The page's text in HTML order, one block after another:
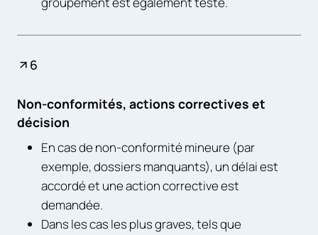
6
Non-conformités, actions correctives et
décision
En cas de non-conformité mineure (par
exemple, dossiers manquants), un délai est
accordé et une action corrective est
demandée.
Dans les cas les plus graves, tels que